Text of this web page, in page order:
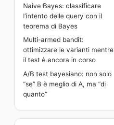
Naive Bayes: classificare
l’intento delle query con il
teorema di Bayes
Multi-armed bandit:
ottimizzare le varianti mentre
il test è ancora in corso
A/B test bayesiano: non solo
“se” B è meglio di A, ma “di
quanto”